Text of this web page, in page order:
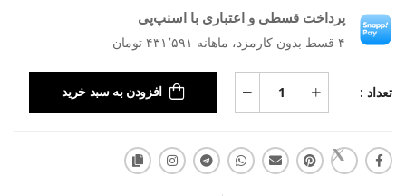
پرداخت قسطی و اعتباری با اسنپ‌پی
۴ قسط بدون کارمزد، ماهانه ۴۳۱٬۵۹۱ تومان
تعداد : افزودن به سبد خرید